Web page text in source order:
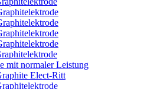
mit normaler Leistung
Elect-Ritt